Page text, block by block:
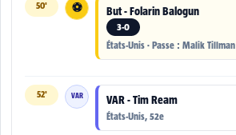
50' ⚽ But - Folarin Balogun
3-0
États-Unis · Passe : Malik Tillman
52' VAR VAR - Tim Ream
États-Unis, 52e